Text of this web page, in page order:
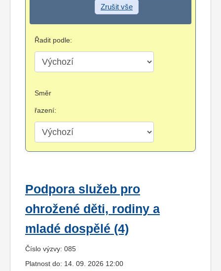
Zrušit vše
Řadit podle:
Směr
řazení:
Podpora služeb pro
ohrožené děti, rodiny a
mladé dospělé (4)
Číslo výzvy: 085
Platnost do: 14. 09. 2026 12:00